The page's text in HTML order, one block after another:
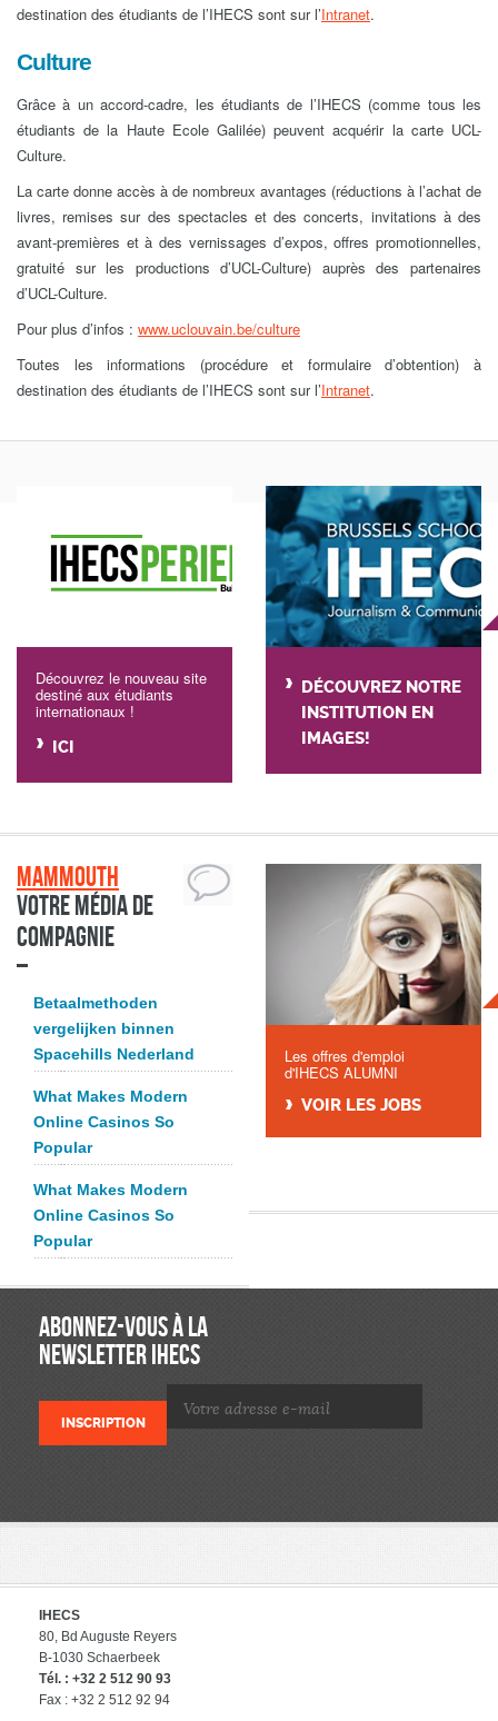
destination des étudiants de l’IHECS sont sur l’Intranet.
Culture
Grâce à un accord-cadre, les étudiants de l’IHECS (comme tous les
étudiants de la Haute Ecole Galilée) peuvent acquérir la carte UCL-
Culture.
La carte donne accès à de nombreux avantages (réductions à l’achat de
livres, remises sur des spectacles et des concerts, invitations à des
avant-premières et à des vernissages d’expos, offres promotionnelles,
gratuité sur les productions d’UCL-Culture) auprès des partenaires
d’UCL-Culture.
Pour plus d’infos : www.uclouvain.be/culture
Toutes les informations (procédure et formulaire d’obtention) à
destination des étudiants de l’IHECS sont sur l’Intranet.
Découvrez le nouveau site
destiné aux étudiants
internationaux !
ICI
DÉCOUVREZ NOTRE
INSTITUTION EN
IMAGES!
Mammouth
Votre média de
compagnie
Betaalmethoden
vergelijken binnen
Spacehills Nederland
What Makes Modern
Online Casinos So
Popular
What Makes Modern
Online Casinos So
Popular
Les offres d'emploi
d'IHECS ALUMNI
VOIR LES JOBS
ABONNEZ-VOUS À LA
NEWSLETTER IHECS
IHECS
80, Bd Auguste Reyers
B-1030 Schaerbeek
Tél. : +32 2 512 90 93
Fax : +32 2 512 92 94